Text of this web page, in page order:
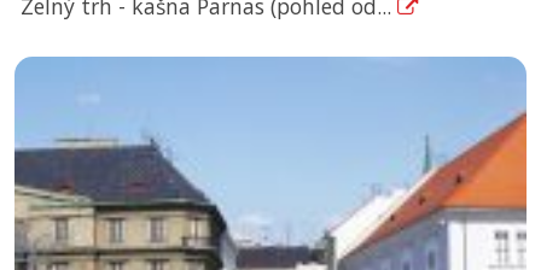
Zelný trh - kašna Parnas (pohled od...